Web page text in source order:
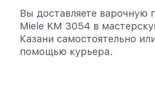
Вы доставляете варочную
Miele KM 3054 в
Казани самостоятельно
помощью курьера.